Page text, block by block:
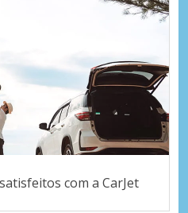
com a CarJet